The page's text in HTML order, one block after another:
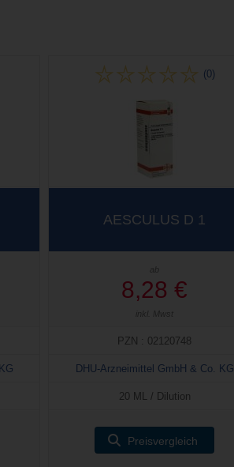
(0)
AESCULUS D 1
ab
8,28 €
inkl. Mwst
PZN : 02120748
DHU-Arzneimittel GmbH & Co. KG
20 ML / Dilution
Preisvergleich